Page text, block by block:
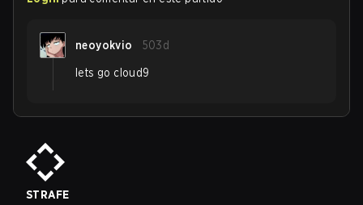
neoyokvio 503d
lets go cloud9
STRAFE